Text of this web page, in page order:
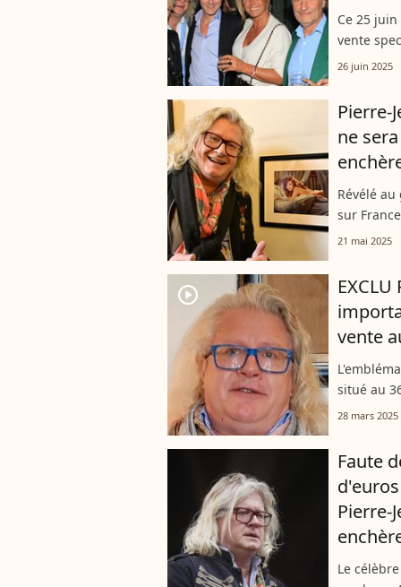
Ce 25
vente
Jean
26 juin 2025
Pierre-
ne
Révélé
sur
retrouvé
21 mai 2025
player2
vente
situé au
Paris, a
28 mars 2025
Faute
Pierre-
Le